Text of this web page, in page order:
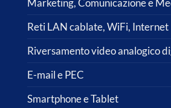
Marketing, Comunicazione e
Reti LAN cablate, WiFi, Internet
Riversamento video analogico
E-mail e PEC
Smartphone e Tablet